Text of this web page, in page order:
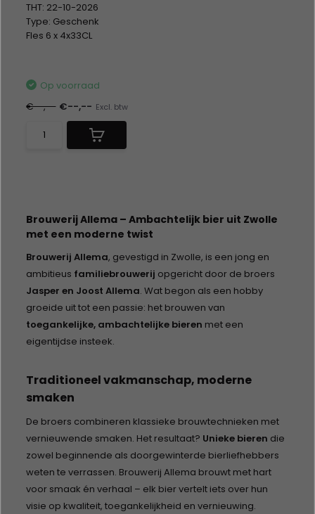
THT: 22-10-2026
Type: Geschenk
Fles 6 x 4x33CL
Op voorraad
€--,-- €--,-- Excl. btw
Brouwerij Allema – Ambachtelijk bier uit Zwolle
met een moderne twist
Brouwerij Allema, gevestigd in Zwolle, is een jong en
ambitieus familiebrouwerij opgericht door de broers
Jasper en Joost Allema. Wat begon als een hobby
groeide uit tot een passie: het brouwen van
toegankelijke, ambachtelijke bieren met een
eigentijdse insteek.
Traditioneel vakmanschap, moderne
smaken
De broers combineren klassieke brouwtechnieken met
vernieuwende smaken. Het resultaat? Unieke bieren die
zowel beginnende als doorgewinterde bierliefhebbers
weten te verrassen. Brouwerij Allema brouwt met hart
voor smaak én verhaal – elk bier vertelt iets over hun
visie op kwaliteit, toegankelijkheid en vernieuwing.